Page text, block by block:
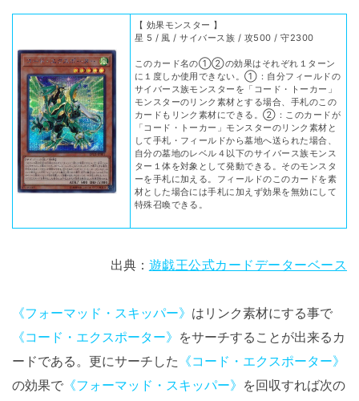
【 効果モンスター 】
星 5 / 風 / サイバース族 / 攻500 / 守2300
このカード名の①②の効果はそれぞれ１ターン
に１度しか使用できない。①：自分フィールドの
サイバース族モンスターを「コード・トーカー」
モンスターのリンク素材とする場合、手札のこの
カードもリンク素材にできる。②：このカードが
「コード・トーカー」モンスターのリンク素材と
して手札・フィールドから墓地へ送られた場合、
自分の墓地のレベル４以下のサイバース族モンス
ター１体を対象として発動できる。そのモンスタ
ーを手札に加える。フィールドのこのカードを素
材とした場合には手札に加えず効果を無効にして
特殊召喚できる。
出典： 遊戯王公式カードデーターベース
《フォーマッド・スキッパー》 はリンク素材にする事で
《コード・エクスポーター》 をサーチすることが出来るカ
ードである。更にサーチした 《コード・エクスポーター》
の効果で 《フォーマッド・スキッパー》 を回収すれば次の